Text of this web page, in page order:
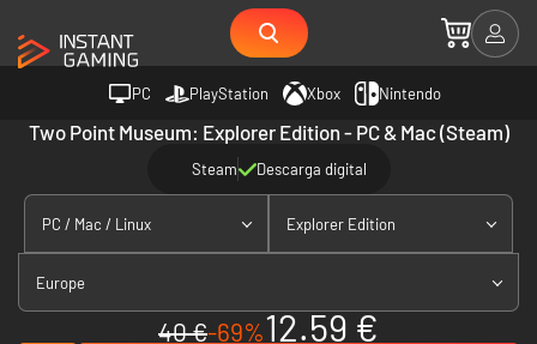
PC PlayStation Xbox Nintendo
Two Point Museum: Explorer Edition - PC & Mac (Steam)
Steam Descarga digital
PC / Mac / Linux Explorer Edition
Europe
40 €-69%12.59 €